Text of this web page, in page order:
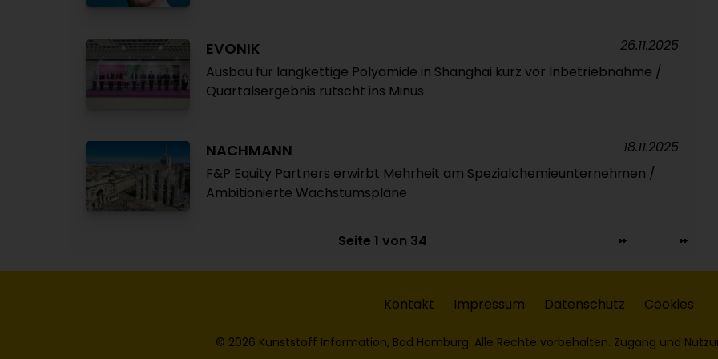
EVONIK
Ausbau für langkettige Polyamide in Shanghai kurz vor Inbetriebnahme /
Quartalsergebnis rutscht ins Minus
26.11.2025
NACHMANN
F&P Equity Partners erwirbt Mehrheit am Spezialchemieunternehmen /
Ambitionierte Wachstumspläne
18.11.2025
Seite 1 von 34
Kontakt Impressum Datenschutz Cookies
© 2026 Kunststoff Information, Bad Homburg. Alle Rechte vorbehalten. Zugang und